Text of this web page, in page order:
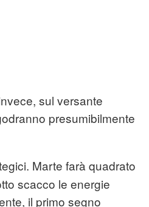
sul versante
presumibilmente
Marte farà quadrato
scacco le energie
il primo segno